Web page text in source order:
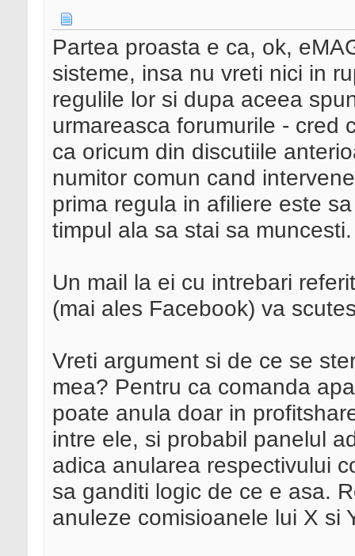
Partea proasta e ca, ok,
sisteme, insa nu vreti nici in
regulile lor si dupa aceea
urmareasca forumurile - cred
ca oricum din discutiile
numitor comun cand
prima regula in afiliere este
timpul ala sa stai sa muncesti.
Un mail la ei cu intrebari
(mai ales Facebook) va
Vreti argument si de ce se
mea? Pentru ca comanda
poate anula doar in
intre ele, si probabil panelul
adica anularea respectivului
sa ganditi logic de ce e asa.
anuleze comisioanele lui X si